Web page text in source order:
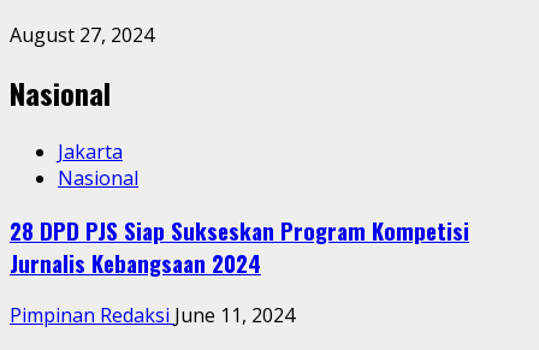
August 27, 2024
Nasional
Jakarta
Nasional
28 DPD PJS Siap Sukseskan Program Kompetisi
Jurnalis Kebangsaan 2024
Pimpinan Redaksi June 11, 2024